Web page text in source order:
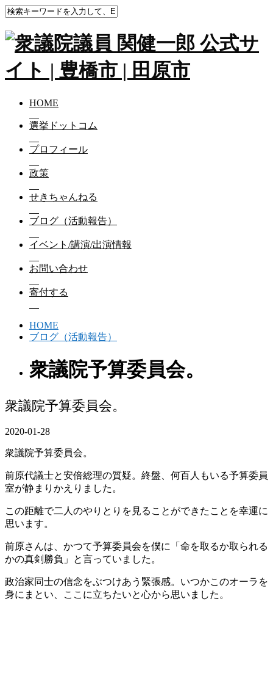
HOME
選挙ドットコム
プロフィール
政策
せきちゃんねる
ブログ（活動報告）
イベント/講演/出演情報
お問い合わせ
寄付する
HOME
ブログ（活動報告）
衆議院予算委員会。
衆議院予算委員会。
2020-01-28
衆議院予算委員会。
前原代議士と安倍総理の質疑。終盤、何百人もいる予算委員
室が静まりかえりました。
この距離で二人のやりとりを見ることができたことを幸運に
思います。
前原さんは、かつて予算委員会を僕に「命を取るか取られる
かの真剣勝負」と言っていました。
政治家同士の信念をぶつけあう緊張感。いつかこのオーラを
身にまとい、ここに立ちたいと心から思いました。